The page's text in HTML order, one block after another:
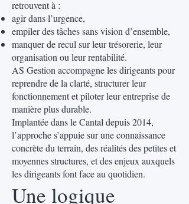
retrouvent à :
agir dans l’urgence,
empiler des tâches sans vision d’ensemble,
manquer de recul sur leur trésorerie, leur
organisation ou leur rentabilité.
AS Gestion accompagne les dirigeants pour
reprendre de la clarté, structurer leur
fonctionnement et piloter leur entreprise de
manière plus durable.
Implantée dans le Cantal depuis 2014,
l’approche s’appuie sur une connaissance
concrète du terrain, des réalités des petites et
moyennes structures, et des enjeux auxquels
les dirigeants font face au quotidien.
Une logique